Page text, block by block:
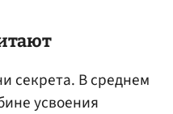
секрета. В среднем
усвоения